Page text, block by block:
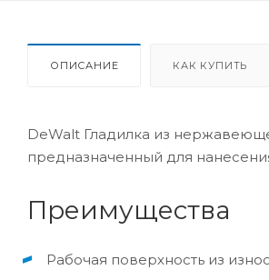
ОПИСАНИЕ КАК КУПИТЬ
DeWalt Гладилка из
предназначенный для
Преимущества
Рабочая поверхность из